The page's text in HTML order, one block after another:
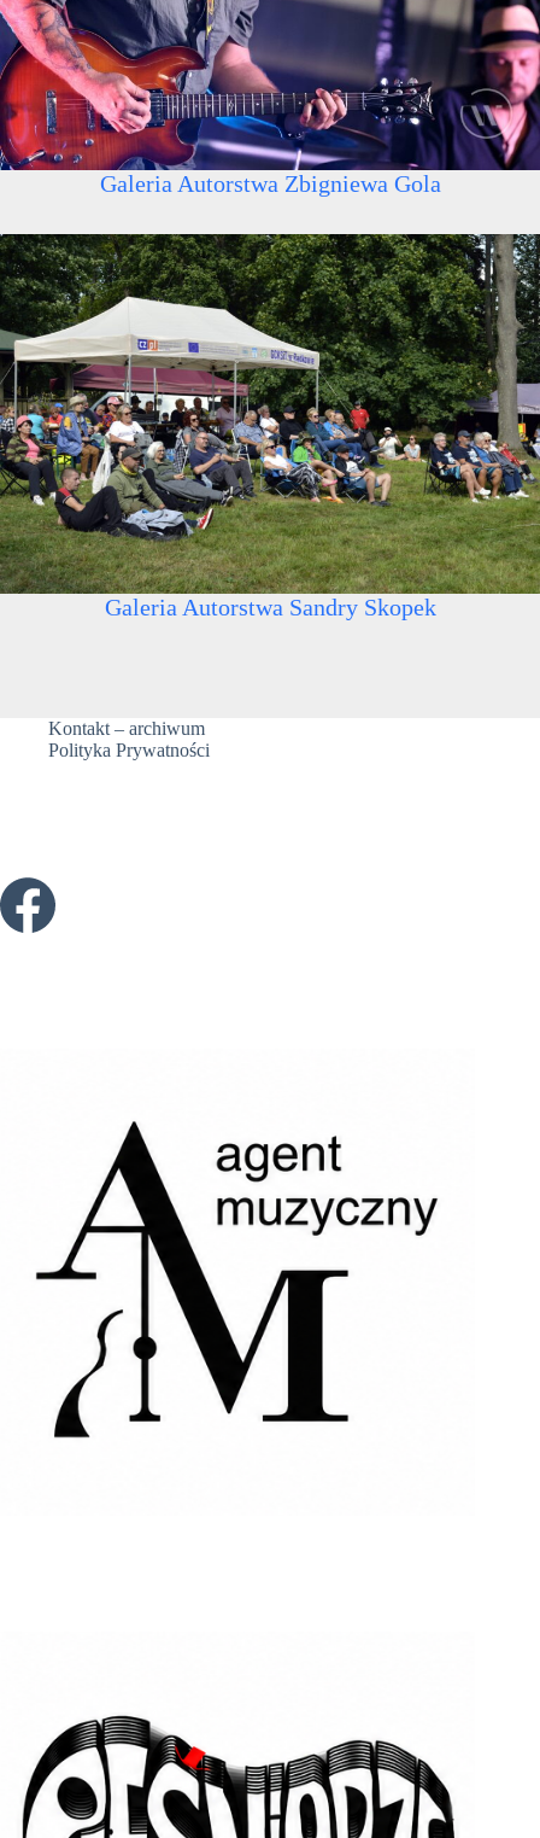
Galeria Autorstwa Zbigniewa Gola
Galeria Autorstwa Sandry Skopek
Kontakt – archiwum
Polityka Prywatności